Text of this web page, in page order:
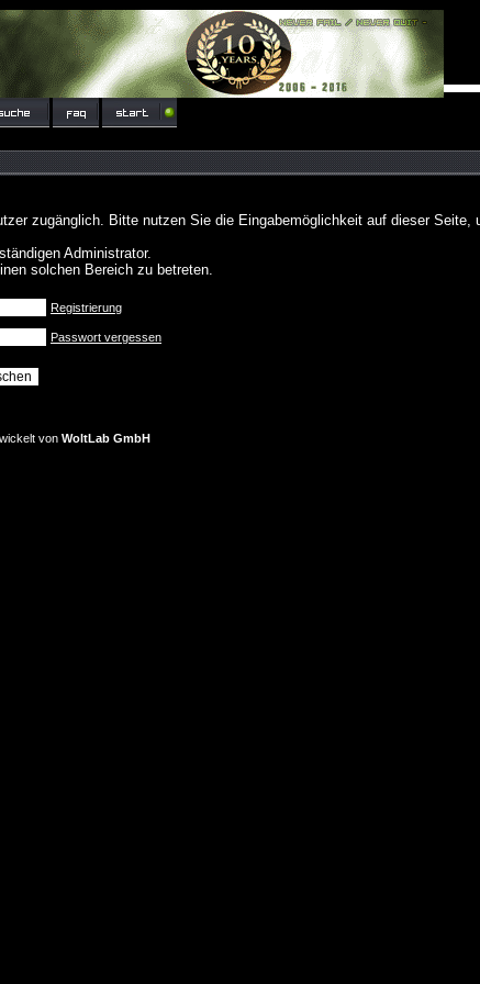
zugänglich. Bitte nutzen Sie die Eingabemöglichkeit auf dieser Seite,
Administrator.
solchen Bereich zu betreten.
Registrierung
Passwort vergessen
von WoltLab GmbH